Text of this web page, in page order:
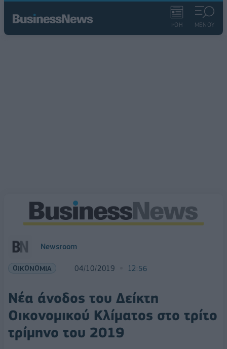
ΡΟΗ ΜΕΝΟΥ
Newsroom
ΟΙΚΟΝΟΜΙΑ 04/10/2019 12:56
Nέα άνοδος του Δείκτη
Οικονομικού Κλίματος στο τρίτο
τρίμηνο του 2019